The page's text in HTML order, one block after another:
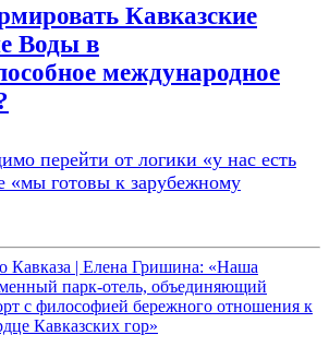
Кавказские
Воды в
международное
перейти от логики «у нас есть
«мы готовы к зарубежному